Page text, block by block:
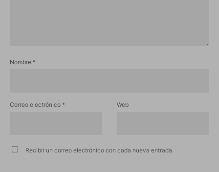
Nombre *
Correo electrónico * Web
Recibir un correo electrónico con cada nueva entrada.